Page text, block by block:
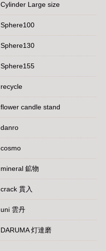
Cylinder Large size
Sphere100
Sphere130
Sphere155
recycle
flower candle stand
danro
cosmo
mineral 鉱物
crack 貫入
uni 雲丹
DARUMA 灯達磨